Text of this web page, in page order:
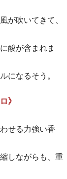
が吹いてきて、
酸が含まれま
になるそう。
》
せる力強い香
しながらも、重